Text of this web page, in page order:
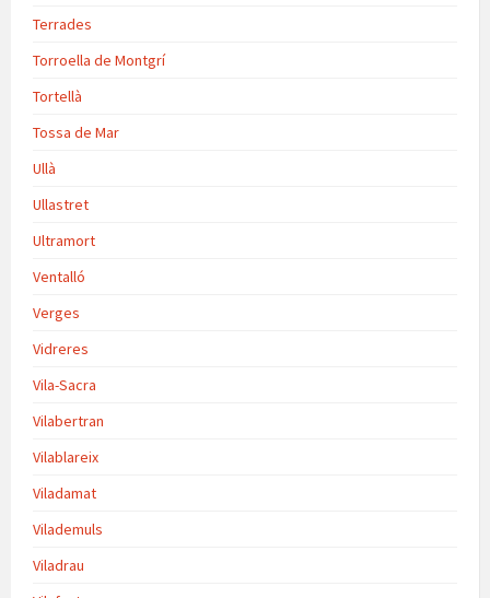
Terrades
Torroella de Montgrí
Tortellà
Tossa de Mar
Ullà
Ullastret
Ultramort
Ventalló
Verges
Vidreres
Vila-Sacra
Vilabertran
Vilablareix
Viladamat
Vilademuls
Viladrau